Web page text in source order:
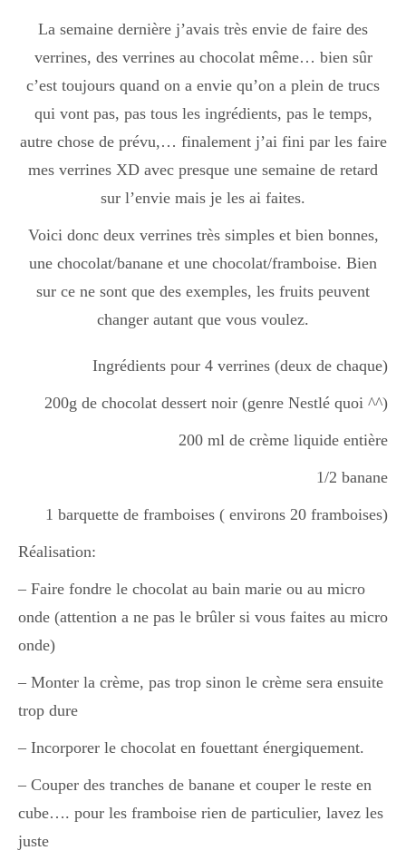
Catégories
Entrée
plats
Dessert
Boisson chaudes
Recettes Végétariennes
Resto
Tuto
La semaine dernière j’avais très envie de faire des
verrines, des verrines au chocolat même… bien sûr
c’est toujours quand on a envie qu’on a plein de trucs
qui vont pas, pas tous les ingrédients, pas le temps,
autre chose de prévu,… finalement j’ai fini par les faire
mes verrines XD avec presque une semaine de retard
sur l’envie mais je les ai faites.
Voici donc deux verrines très simples et bien bonnes,
une chocolat/banane et une chocolat/framboise. Bien
sur ce ne sont que des exemples, les fruits peuvent
changer autant que vous voulez.
Ingrédients pour 4 verrines (deux de chaque)
200g de chocolat dessert noir (genre Nestlé quoi ^^)
200 ml de crème liquide entière
1/2 banane
1 barquette de framboises ( environs 20 framboises)
Réalisation:
– Faire fondre le chocolat au bain marie ou au micro
onde (attention a ne pas le brûler si vous faites au micro
onde)
– Monter la crème, pas trop sinon le crème sera ensuite
trop dure
– Incorporer le chocolat en fouettant énergiquement.
– Couper des tranches de banane et couper le reste en
cube…. pour les framboise rien de particulier, lavez les
juste